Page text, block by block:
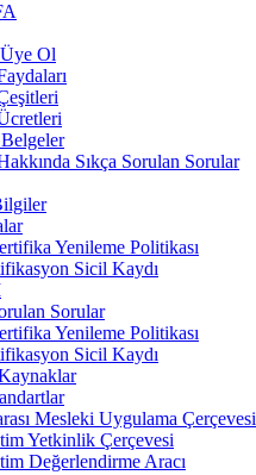
Ol
Sıkça Sorulan Sorular
Yenileme Politikası
Sicil Kaydı
Sorular
Yenileme Politikası
Sicil Kaydı
Mesleki Uygulama Çerçevesi
Yetkinlik Çerçevesi
Değerlendirme Aracı